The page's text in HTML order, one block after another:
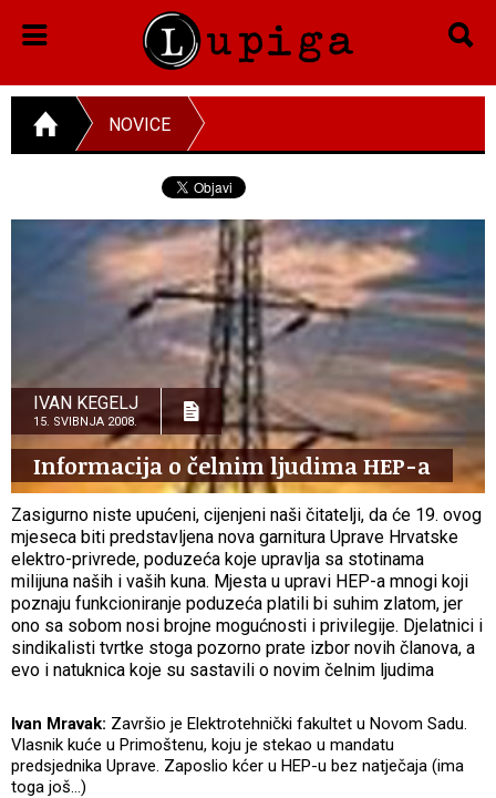
NOVICE
IVAN KEGELJ
15. SVIBNJA 2008.
Informacija o čelnim ljudima HEP-a
Zasigurno niste upućeni, cijenjeni naši čitatelji, da će 19. ovog
mjeseca biti predstavljena nova garnitura Uprave Hrvatske
elektro-privrede, poduzeća koje upravlja sa stotinama
milijuna naših i vaših kuna. Mjesta u upravi HEP-a mnogi koji
poznaju funkcioniranje poduzeća platili bi suhim zlatom, jer
ono sa sobom nosi brojne mogućnosti i privilegije. Djelatnici i
sindikalisti tvrtke stoga pozorno prate izbor novih članova, a
evo i natuknica koje su sastavili o novim čelnim ljudima
Ivan Mravak: Završio je Elektrotehnički fakultet u Novom Sadu.
Vlasnik kuće u Primoštenu, koju je stekao u mandatu
predsjednika Uprave. Zaposlio kćer u HEP-u bez natječaja (ima
toga još...)